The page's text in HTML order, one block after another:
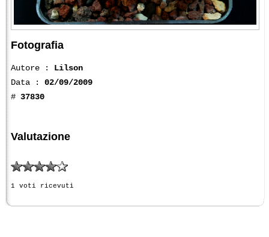
Fotografia
Autore : Lilson
Data : 02/09/2009
# 37830
Valutazione
1 voti ricevuti